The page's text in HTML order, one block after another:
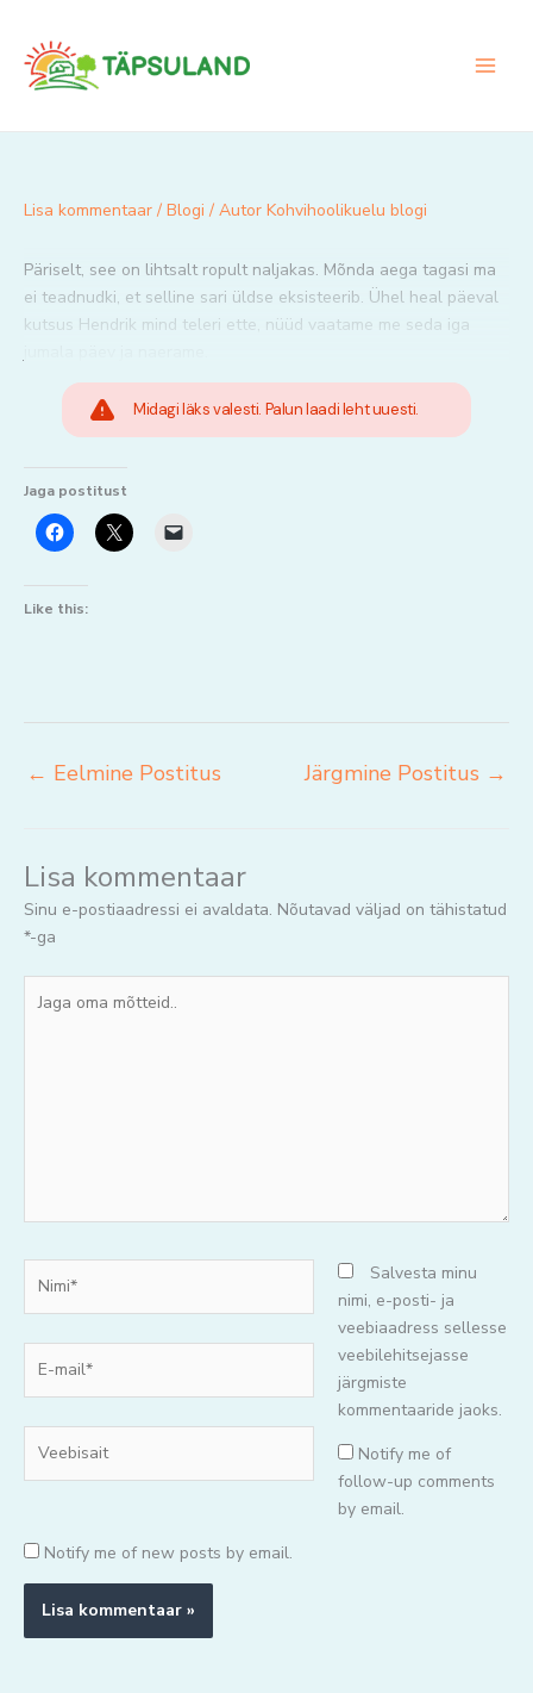
content
Lisa kommentaar / Blogi / Autor Kohvihoolikuelu blogi
Päriselt, see on lihtsalt ropult naljakas. Mõnda aega tagasi ma
ei teadnudki, et selline sari üldse eksisteerib. Ühel heal päeval
kutsus Hendrik mind teleri ette, nüüd vaatame me seda iga
Midagi läks valesti. Palun laadi leht uuesti.
Jaga postitust
Like this:
← Eelmine Postitus Järgmine Postitus →
Lisa kommentaar
Sinu e-postiaadressi ei avaldata. Nõutavad väljad on tähistatud
*-ga
oma
mail*
Salvesta minu
nimi, e-posti- ja
veebiaadress sellesse
veebilehitsejasse
järgmiste
kommentaaride jaoks.
Notify me of
follow-up comments
by email.
Notify me of new posts by email.